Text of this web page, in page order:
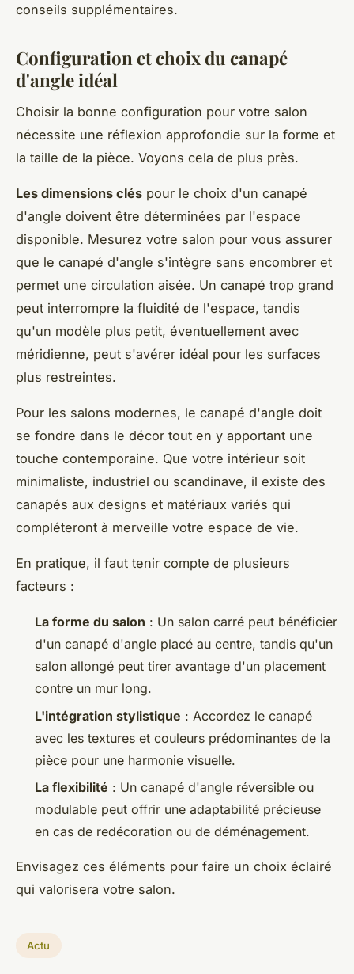
conseils supplémentaires.
Configuration et choix du canapé
d'angle idéal
Choisir la bonne configuration pour votre salon
nécessite une réflexion approfondie sur la forme et
la taille de la pièce. Voyons cela de plus près.
Les dimensions clés pour le choix d'un canapé
d'angle doivent être déterminées par l'espace
disponible. Mesurez votre salon pour vous assurer
que le canapé d'angle s'intègre sans encombrer et
permet une circulation aisée. Un canapé trop grand
peut interrompre la fluidité de l'espace, tandis
qu'un modèle plus petit, éventuellement avec
méridienne, peut s'avérer idéal pour les surfaces
plus restreintes.
Pour les salons modernes, le canapé d'angle doit
se fondre dans le décor tout en y apportant une
touche contemporaine. Que votre intérieur soit
minimaliste, industriel ou scandinave, il existe des
canapés aux designs et matériaux variés qui
compléteront à merveille votre espace de vie.
En pratique, il faut tenir compte de plusieurs
facteurs :
La forme du salon : Un salon carré peut bénéficier
d'un canapé d'angle placé au centre, tandis qu'un
salon allongé peut tirer avantage d'un placement
contre un mur long.
L'intégration stylistique : Accordez le canapé
avec les textures et couleurs prédominantes de la
pièce pour une harmonie visuelle.
La flexibilité : Un canapé d'angle réversible ou
modulable peut offrir une adaptabilité précieuse
en cas de redécoration ou de déménagement.
Envisagez ces éléments pour faire un choix éclairé
qui valorisera votre salon.
Actu